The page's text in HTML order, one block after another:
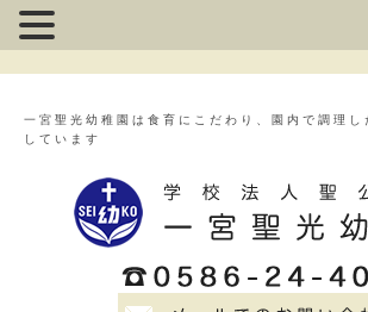
一宮聖光幼稚園は食育にこだわり、園内で調理し
しています